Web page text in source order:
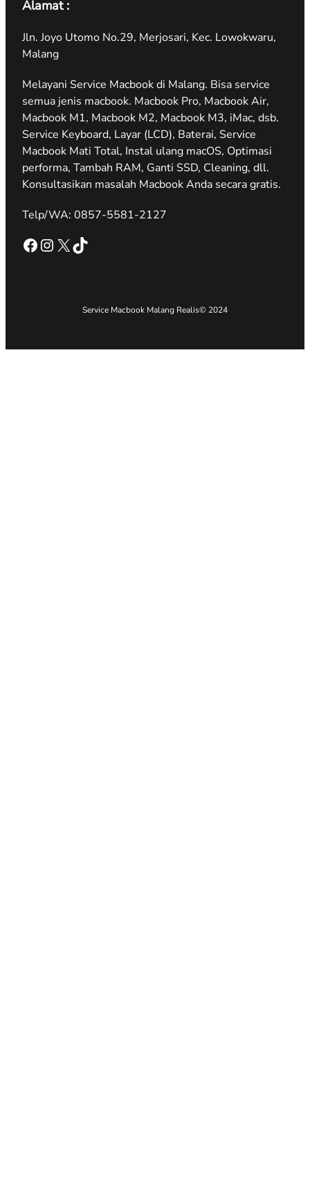
Alamat :
Jln. Joyo Utomo No.29, Merjosari, Kec. Lowokwaru,
Malang
Melayani Service Macbook di Malang. Bisa service
semua jenis macbook. Macbook Pro, Macbook Air,
Macbook M1, Macbook M2, Macbook M3, iMac, dsb.
Service Keyboard, Layar (LCD), Baterai, Service
Macbook Mati Total, Instal ulang macOS, Optimasi
performa, Tambah RAM, Ganti SSD, Cleaning, dll.
Konsultasikan masalah Macbook Anda secara gratis.
Telp/WA: 0857-5581-2127
Facebook Instagram X TikTok
Service Macbook Malang Realis© 2024